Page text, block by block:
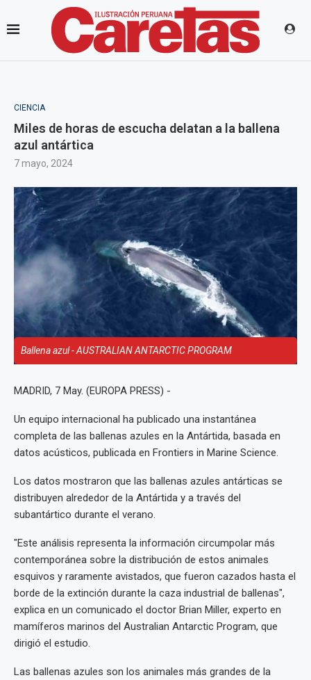
CIENCIA
Miles de horas de escucha delatan a la ballena
azul antártica
7 mayo, 2024
Ballena azul - AUSTRALIAN ANTARCTIC PROGRAM
MADRID, 7 May. (EUROPA PRESS) -
Un equipo internacional ha publicado una instantánea
completa de las ballenas azules en la Antártida, basada en
datos acústicos, publicada en Frontiers in Marine Science.
Los datos mostraron que las ballenas azules antárticas se
distribuyen alrededor de la Antártida y a través del
subantártico durante el verano.
"Este análisis representa la información circumpolar más
contemporánea sobre la distribución de estos animales
esquivos y raramente avistados, que fueron cazados hasta el
borde de la extinción durante la caza industrial de ballenas",
explica en un comunicado el doctor Brian Miller, experto en
mamíferos marinos del Australian Antarctic Program, que
dirigió el estudio.
Las ballenas azules son los animales más grandes de la